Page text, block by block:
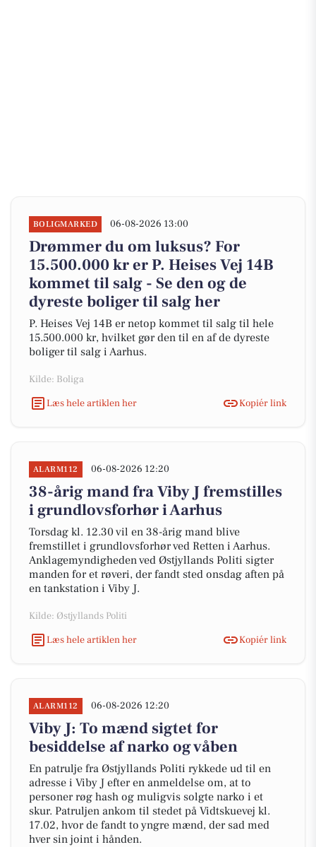
BOLIGMARKED 06-08-2026 13:00
Drømmer du om luksus? For
15.500.000 kr er P. Heises Vej 14B
kommet til salg - Se den og de
dyreste boliger til salg her
P. Heises Vej 14B er netop kommet til salg til hele
15.500.000 kr, hvilket gør den til en af de dyreste
boliger til salg i Aarhus.
Kilde: Boliga
Læs hele artiklen her
Kopiér link
ALARM112 06-08-2026 12:20
38-årig mand fra Viby J fremstilles
i grundlovsforhør i Aarhus
Torsdag kl. 12.30 vil en 38-årig mand blive
fremstillet i grundlovsforhør ved Retten i Aarhus.
Anklagemyndigheden ved Østjyllands Politi sigter
manden for et røveri, der fandt sted onsdag aften på
en tankstation i Viby J.
Kilde: Østjyllands Politi
Læs hele artiklen her
Kopiér link
ALARM112 06-08-2026 12:20
Viby J: To mænd sigtet for
besiddelse af narko og våben
En patrulje fra Østjyllands Politi rykkede ud til en
adresse i Viby J efter en anmeldelse om, at to
personer røg hash og muligvis solgte narko i et
skur. Patruljen ankom til stedet på Vidtskuevej kl.
17.02, hvor de fandt to yngre mænd, der sad med
hver sin joint i hånden.